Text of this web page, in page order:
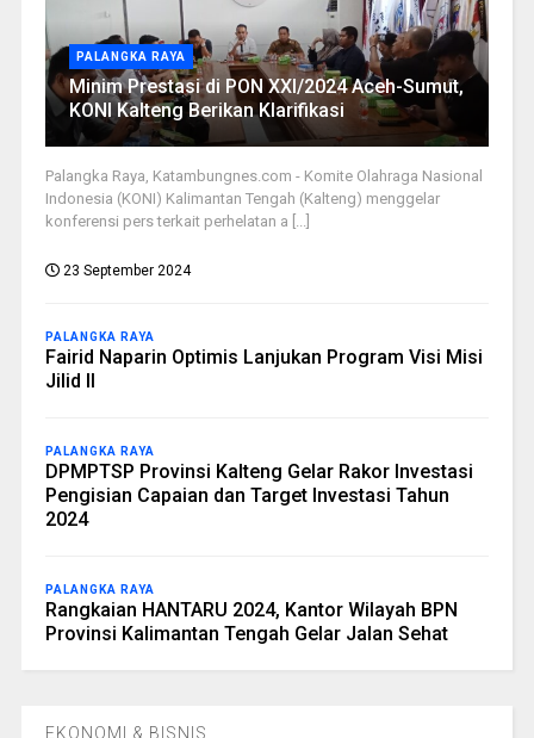
PALANGKA RAYA
Minim Prestasi di PON XXI/2024 Aceh-Sumut,
KONI Kalteng Berikan Klarifikasi
Palangka Raya, Katambungnes.com - Komite Olahraga Nasional
Indonesia (KONI) Kalimantan Tengah (Kalteng) menggelar
konferensi pers terkait perhelatan a [...]
23 September 2024
PALANGKA RAYA
Fairid Naparin Optimis Lanjukan Program Visi Misi
Jilid II
PALANGKA RAYA
DPMPTSP Provinsi Kalteng Gelar Rakor Investasi
Pengisian Capaian dan Target Investasi Tahun
2024
PALANGKA RAYA
Rangkaian HANTARU 2024, Kantor Wilayah BPN
Provinsi Kalimantan Tengah Gelar Jalan Sehat
EKONOMI & BISNIS